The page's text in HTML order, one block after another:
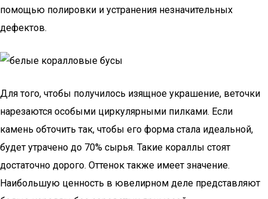
помощью полировки и устранения незначительных
дефектов.
Для того, чтобы получилось изящное украшение, веточки
нарезаются особыми циркулярными пилками. Если
камень обточить так, чтобы его форма стала идеальной,
будет утрачено до 70% сырья. Такие кораллы стоят
достаточно дорого. Оттенок также имеет значение.
Наибольшую ценность в ювелирном деле представляют